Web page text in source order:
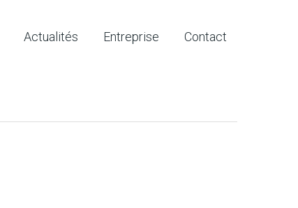
Actualités Entreprise Contact